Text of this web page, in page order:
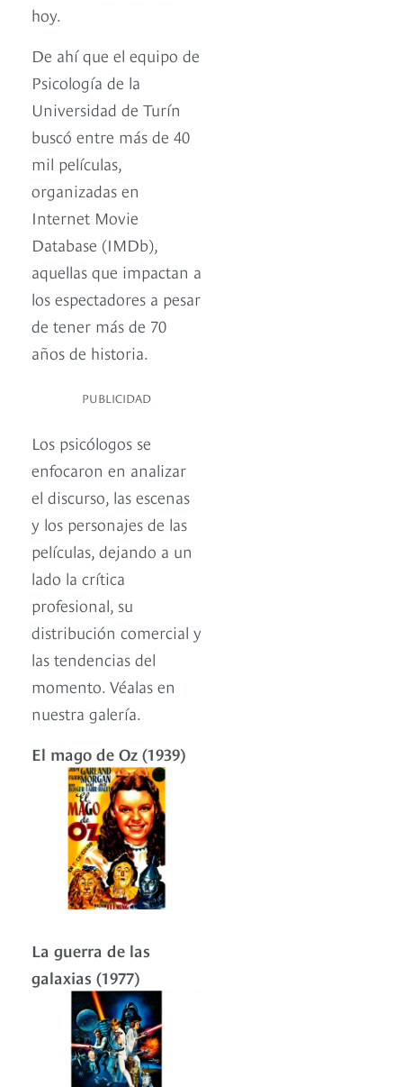
hoy.
De ahí que el equipo de
Psicología de la
Universidad de Turín
buscó entre más de 40
mil películas,
organizadas en
Internet Movie
Database (IMDb),
aquellas que impactan a
los espectadores a pesar
de tener más de 70
años de historia.
PUBLICIDAD
Los psicólogos se
enfocaron en analizar
el discurso, las escenas
y los personajes de las
películas, dejando a un
lado la crítica
profesional, su
distribución comercial y
las tendencias del
momento. Véalas en
nuestra galería.
El mago de Oz (1939)
La guerra de las
galaxias (1977)